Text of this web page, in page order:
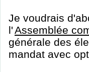
Je voudrais
l'Assemblée
générale des
mandat avec